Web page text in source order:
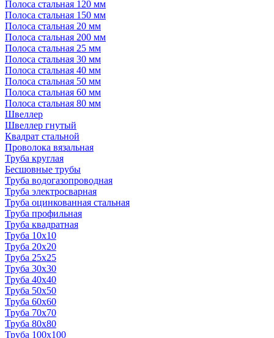
Полоса стальная 120 мм
Полоса стальная 150 мм
Полоса стальная 20 мм
Полоса стальная 200 мм
Полоса стальная 25 мм
Полоса стальная 30 мм
Полоса стальная 40 мм
Полоса стальная 50 мм
Полоса стальная 60 мм
Полоса стальная 80 мм
Швеллер
Швеллер гнутый
Квадрат стальной
Проволока вязальная
Труба круглая
Бесшовные трубы
Труба водогазопроводная
Труба электросварная
Труба оцинкованная стальная
Труба профильная
Труба квадратная
Труба 10x10
Труба 20x20
Труба 25x25
Труба 30x30
Труба 40x40
Труба 50x50
Труба 60x60
Труба 70x70
Труба 80x80
Труба 100x100